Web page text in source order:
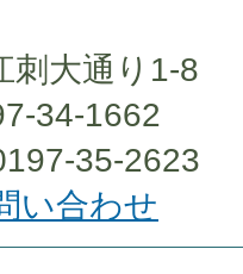
刺大通り1-8
34-1662
35-2623
い合わせ